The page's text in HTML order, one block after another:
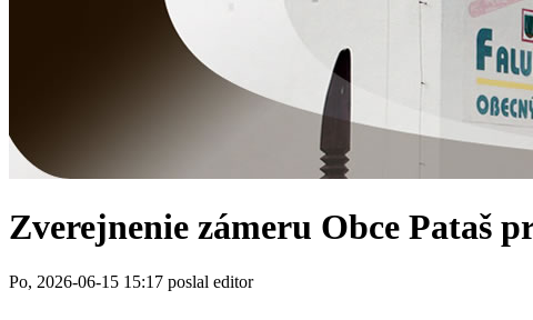
Zverejnenie zámeru Obce Pataš
Po, 2026-06-15 15:17 poslal editor